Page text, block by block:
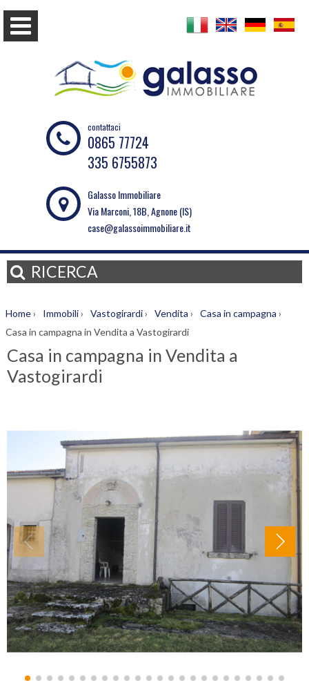
contattaci
0865 77724
335 6755873
Galasso Immobiliare
Via Marconi, 18B, Agnone (IS)
case@galassoimmobiliare.it
RICERCA
Home› Immobili› Vastogirardi› Vendita › Casa in campagna ›
Casa in campagna in Vendita a Vastogirardi
Casa in campagna in Vendita a
Vastogirardi